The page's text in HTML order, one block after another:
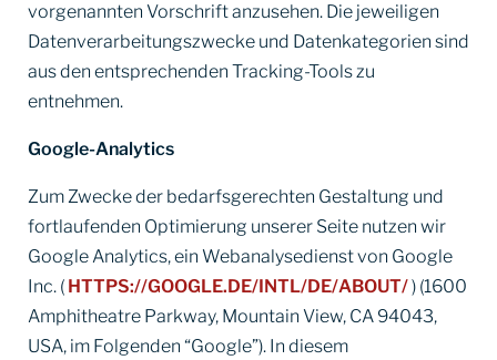
vorgenannten Vorschrift anzusehen. Die jeweiligen
Datenverarbeitungszwecke und Datenkategorien sind
aus den entsprechenden Tracking-Tools zu
entnehmen.
Google-Analytics
Zum Zwecke der bedarfsgerechten Gestaltung und
fortlaufenden Optimierung unserer Seite nutzen wir
Google Analytics, ein Webanalysedienst von Google
Inc. ( HTTPS://GOOGLE.DE/INTL/DE/ABOUT/) (1600
Amphitheatre Parkway, Mountain View, CA 94043,
USA, im Folgenden “Google”). In diesem